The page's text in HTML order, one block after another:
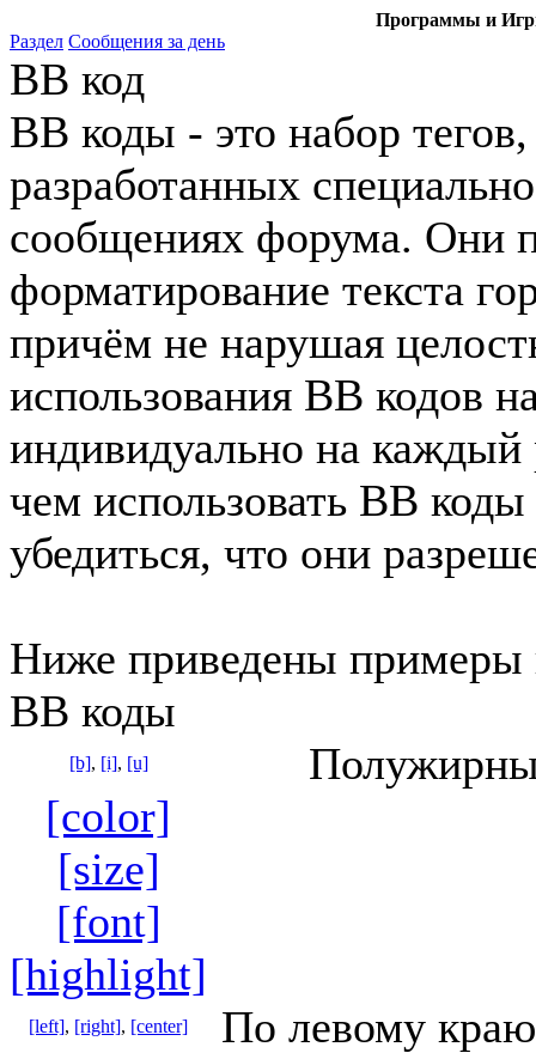
Программы и
Раздел Сообщения за день
BB код
BB коды - это набор
разработанных
сообщениях форума. Они
форматирование текста
причём не нарушая
использования BB кодов
индивидуально на
чем использовать BB
убедиться, что они
Ниже приведены примеры
BB коды
[b], [i], [u]
[color]
[size]
[font]
[highlight]
[left], [right], [center]
По левому